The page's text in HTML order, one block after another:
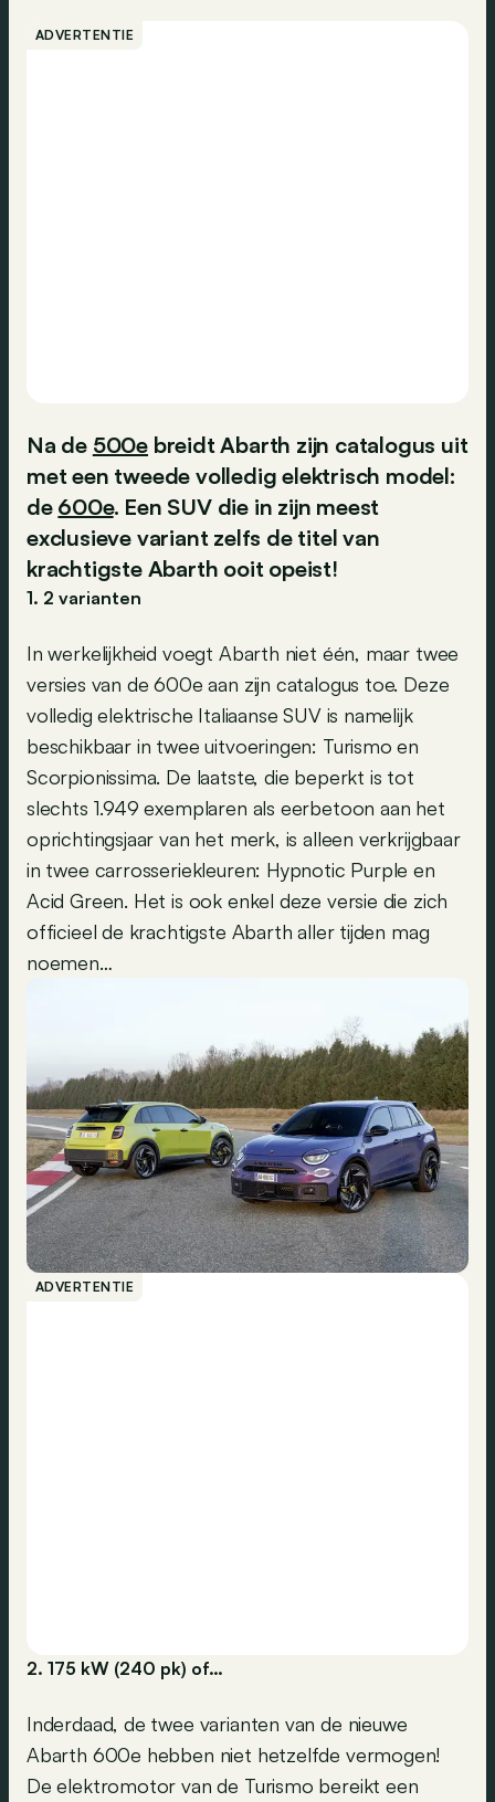
ADVERTENTIE
Na de 500e breidt Abarth zijn catalogus uit
met een tweede volledig elektrisch model:
de 600e. Een SUV die in zijn meest
exclusieve variant zelfs de titel van
krachtigste Abarth ooit opeist!
1. 2 varianten
In werkelijkheid voegt Abarth niet één, maar twee
versies van de 600e aan zijn catalogus toe. Deze
volledig elektrische Italiaanse SUV is namelijk
beschikbaar in twee uitvoeringen: Turismo en
Scorpionissima. De laatste, die beperkt is tot
slechts 1.949 exemplaren als eerbetoon aan het
oprichtingsjaar van het merk, is alleen verkrijgbaar
in twee carrosseriekleuren: Hypnotic Purple en
Acid Green. Het is ook enkel deze versie die zich
officieel de krachtigste Abarth aller tijden mag
noemen…
ADVERTENTIE
2. 175 kW (240 pk) of…
Inderdaad, de twee varianten van de nieuwe
Abarth 600e hebben niet hetzelfde vermogen!
De elektromotor van de Turismo bereikt een